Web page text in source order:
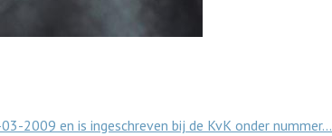
2009 en is ingeschreven bij de KvK onder nummer…